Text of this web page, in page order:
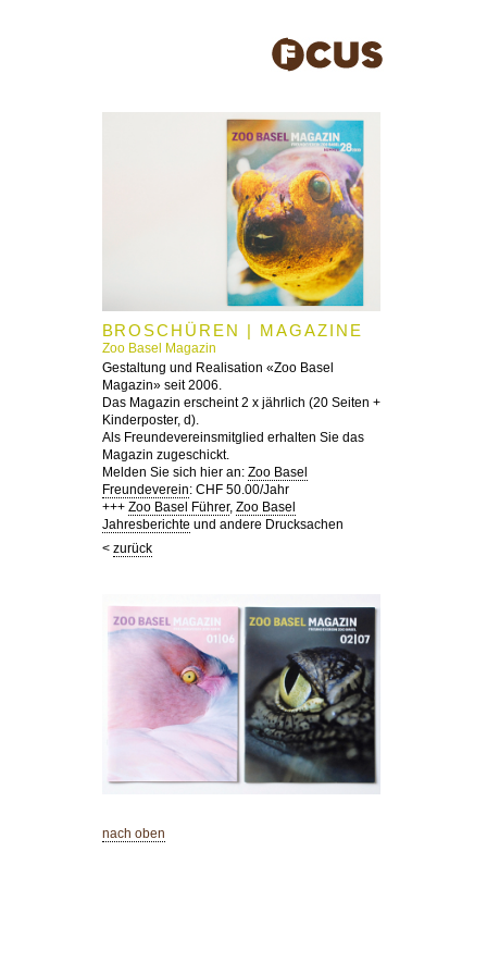
BROSCHÜREN | MAGAZINE
Zoo Basel Magazin
Gestaltung und Realisation «Zoo Basel
Magazin» seit 2006.
Das Magazin erscheint 2 x jährlich (20 Seiten +
Kinderposter, d).
Als Freundevereinsmitglied erhalten Sie das
Magazin zugeschickt.
Melden Sie sich hier an: Zoo Basel
Freundeverein: CHF 50.00/Jahr
+++ Zoo Basel Führer, Zoo Basel
Jahresberichte und andere Drucksachen
< zurück
nach oben